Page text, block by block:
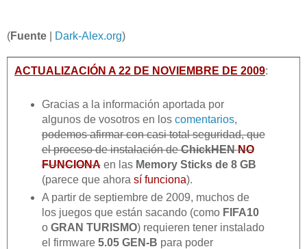
(Fuente Dark-Alex.org)
ACTUALIZACIÓN A 22 DE NOVIEMBRE DE 2009:
Gracias a la información aportada por
algunos de vosotros en los comentarios,
podemos afirmar con casi total seguridad, que
el proceso de instalación deChickHEN NO
FUNCIONAen las Memory Sticks de 8 GB
(parece que ahora sí funciona).
A partir de septiembre de 2009, muchos de
los juegos que están sacando (como FIFA10
o GRAN TURISMO) requieren tener instalado
el firmware 5.05 GEN-B para poder